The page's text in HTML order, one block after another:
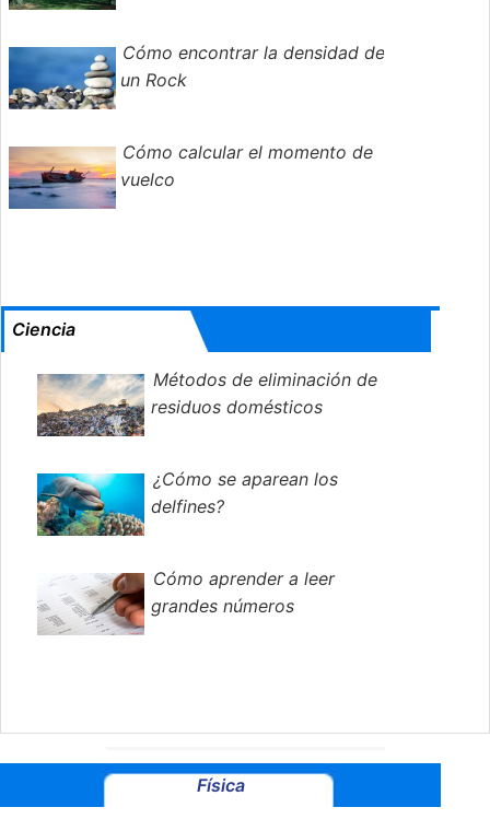
Cómo encontrar la densidad de
un Rock
Cómo calcular el momento de
vuelco
Ciencia
Métodos de eliminación de
residuos domésticos
¿Cómo se aparean los
delfines?
Cómo aprender a leer
grandes números
Física